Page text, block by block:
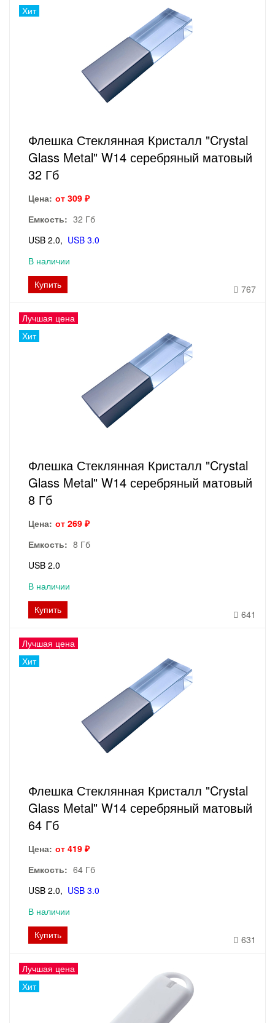
Хит
Флешка Стеклянная Кристалл "Crystal
Glass Metal" W14 серебряный матовый
32 Гб
Цена: от 309 ₽
Емкость: 32 Гб
USB 2.0
USB 3.0
В наличии
Купить
767
Лучшая цена
Хит
Флешка Стеклянная Кристалл "Crystal
Glass Metal" W14 серебряный матовый
8 Гб
Цена: от 269 ₽
Емкость: 8 Гб
USB 2.0
В наличии
Купить
641
Лучшая цена
Хит
Флешка Стеклянная Кристалл "Crystal
Glass Metal" W14 серебряный матовый
64 Гб
Цена: от 419 ₽
Емкость: 64 Гб
USB 2.0
USB 3.0
В наличии
Купить
631
Лучшая цена
Хит